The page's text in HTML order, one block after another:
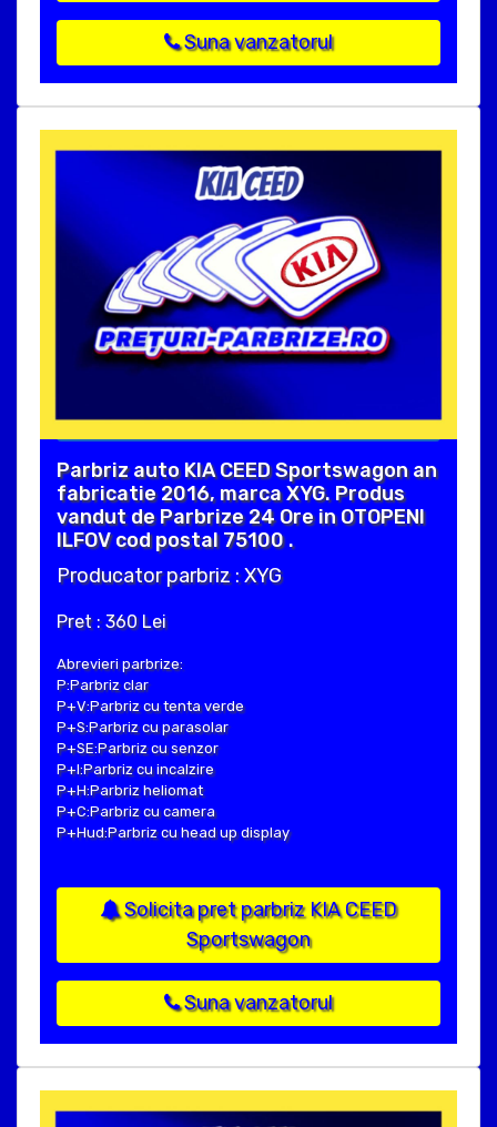
Suna vanzatorul
Parbriz auto KIA CEED Sportswagon an
fabricatie 2016, marca XYG. Produs
vandut de Parbrize 24 Ore in OTOPENI
ILFOV cod postal 75100 .
Producator parbriz : XYG
Pret : 360 Lei
Abrevieri parbrize:
P:Parbriz clar
P+V:Parbriz cu tenta verde
P+S:Parbriz cu parasolar
P+SE:Parbriz cu senzor
P+I:Parbriz cu incalzire
P+H:Parbriz heliomat
P+C:Parbriz cu camera
P+Hud:Parbriz cu head up display
Solicita pret parbriz KIA CEED
Sportswagon
Suna vanzatorul